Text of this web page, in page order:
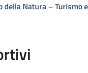
della Natura – Turismo